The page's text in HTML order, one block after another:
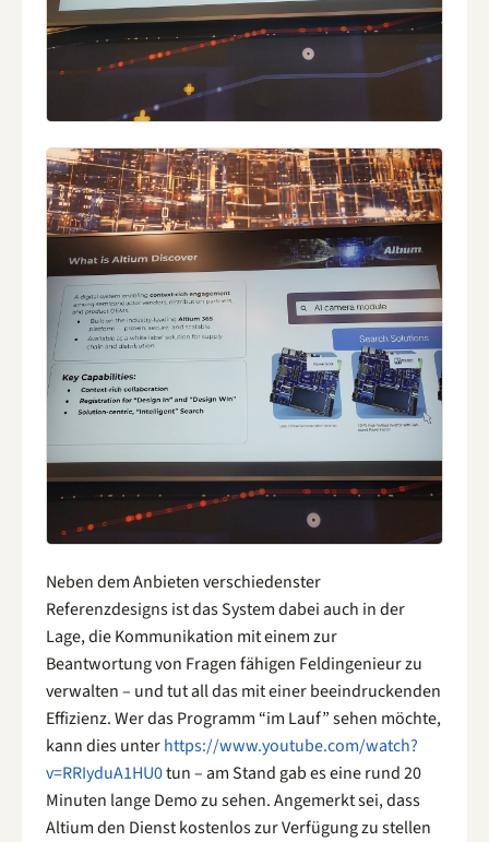
Neben dem Anbieten verschiedenster
Referenzdesigns ist das System dabei auch in der
Lage, die Kommunikation mit einem zur
Beantwortung von Fragen fähigen Feldingenieur zu
verwalten – und tut all das mit einer beeindruckenden
Effizienz. Wer das Programm “im Lauf” sehen möchte,
kann dies unterhttps://www.youtube.com/watch?
v=RRIyduA1HU0tun – am Stand gab es eine rund 20
Minuten lange Demo zu sehen. Angemerkt sei, dass
Altium den Dienst kostenlos zur Verfügung zu stellen